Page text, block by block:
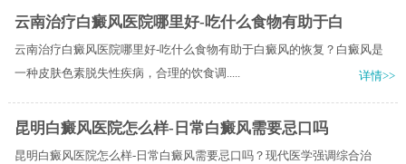
云南治疗白癜风医院哪里好-吃什么食物有助于白
云南治疗白癜风医院哪里好-吃什么食物有助于白癜风的恢复？白癜风是
一种皮肤色素脱失性疾病，合理的饮食调.....
详情>>
昆明白癜风医院怎么样-日常白癜风需要忌口吗
昆明白癜风医院怎么样-日常白癜风需要忌口吗？现代医学强调综合治